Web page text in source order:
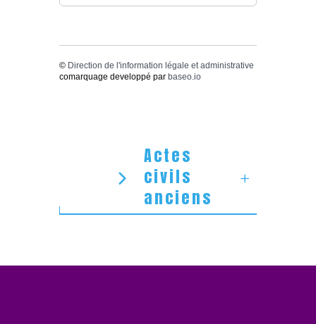
© Direction de l'information légale et administrative
comarquage developpé par baseo.io
Actes
civils
anciens